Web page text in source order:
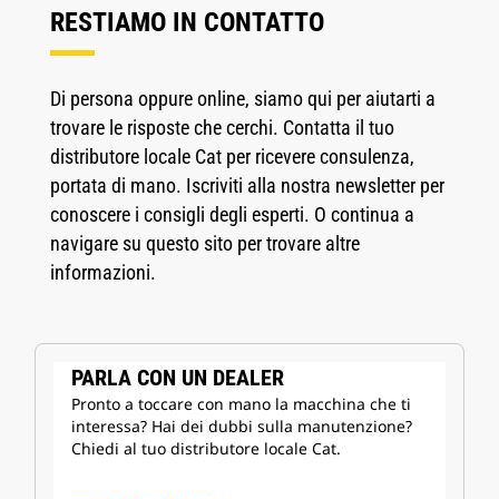
RESTIAMO IN CONTATTO
Di persona oppure online, siamo qui per aiutarti a
trovare le risposte che cerchi. Contatta il tuo
distributore locale Cat per ricevere consulenza,
portata di mano. Iscriviti alla nostra newsletter per
conoscere i consigli degli esperti. O continua a
navigare su questo sito per trovare altre
informazioni.
PARLA CON UN DEALER
Pronto a toccare con mano la macchina che ti
interessa? Hai dei dubbi sulla manutenzione?
Chiedi al tuo distributore locale Cat.